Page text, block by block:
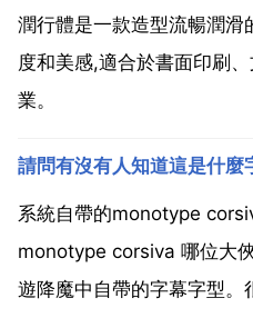
潤行體是一款造型流暢潤
度和美感,適合於書面印刷
業。
系統自帶的monotype
monotype corsiva 哪位大
遊降魔中自帶的字幕字型。